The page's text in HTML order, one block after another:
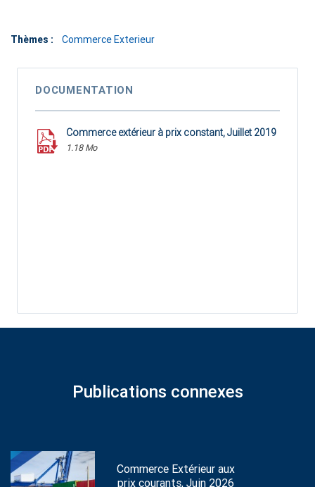
Thèmes : Commerce Exterieur
DOCUMENTATION
Commerce extérieur à prix constant, Juillet 2019
1.18 Mo
Publications connexes
Commerce Extérieur aux
prix courants, Juin 2026